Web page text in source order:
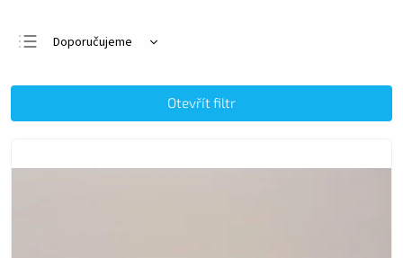
Doporučujeme
Otevřít filtr